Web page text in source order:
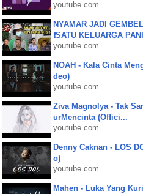
youtube.com
NYAMAR JADI
❗SATU KELUARGA
youtube.com
NOAH - Kala Cinta
deo)
youtube.com
Ziva Magnolya - Tak
urMencinta (Offici...
youtube.com
Denny Caknan - LOS
o)
youtube.com
Mahen - Luka Yang